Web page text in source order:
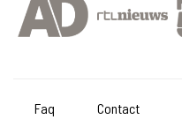
Faq Contact